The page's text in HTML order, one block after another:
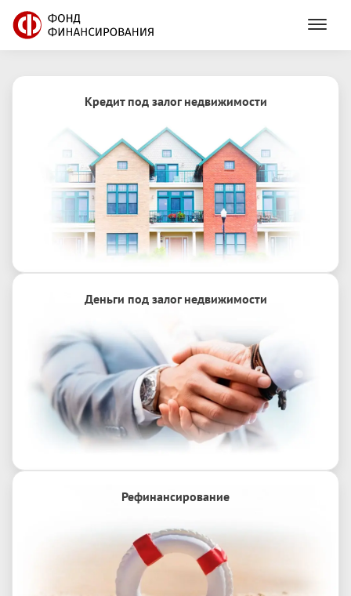
Кредит под залог недвижимости
Деньги под залог недвижимости
Рефинансирование